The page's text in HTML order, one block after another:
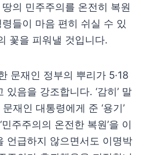
의 민주주의를 온전히 복원
들이 마음 편히 쉬실 수 있
꽃을 피워낼 것입니다.
문재인 정부의 뿌리가 5·18
음을 강조합니다. ‘감히’ 말
재인 대통령에게 준 ‘용기’
주주의의 온전한 복원’을 이
언급하지 않으면서도 이명박